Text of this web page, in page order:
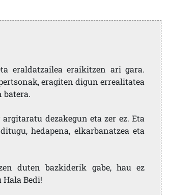
eraldatzailea eraikitzen ari gara.
eragiten digun errealitatea
batera.
dezakegun eta zer ez. Eta
hedapena, elkarbanatzea eta
duten bazkiderik gabe, hau ez
Bedi!